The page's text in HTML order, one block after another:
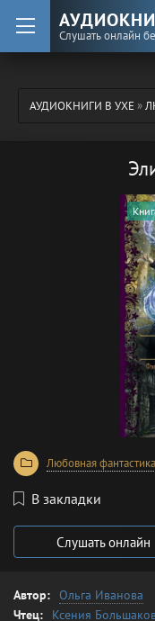
Слушать онлайн
АУДИОКНИГИ В УХЕ»
Любовная фантастика
В закладки
Слушать онлайн
Автор: Ольга Иванова
Чтец:
Ксения